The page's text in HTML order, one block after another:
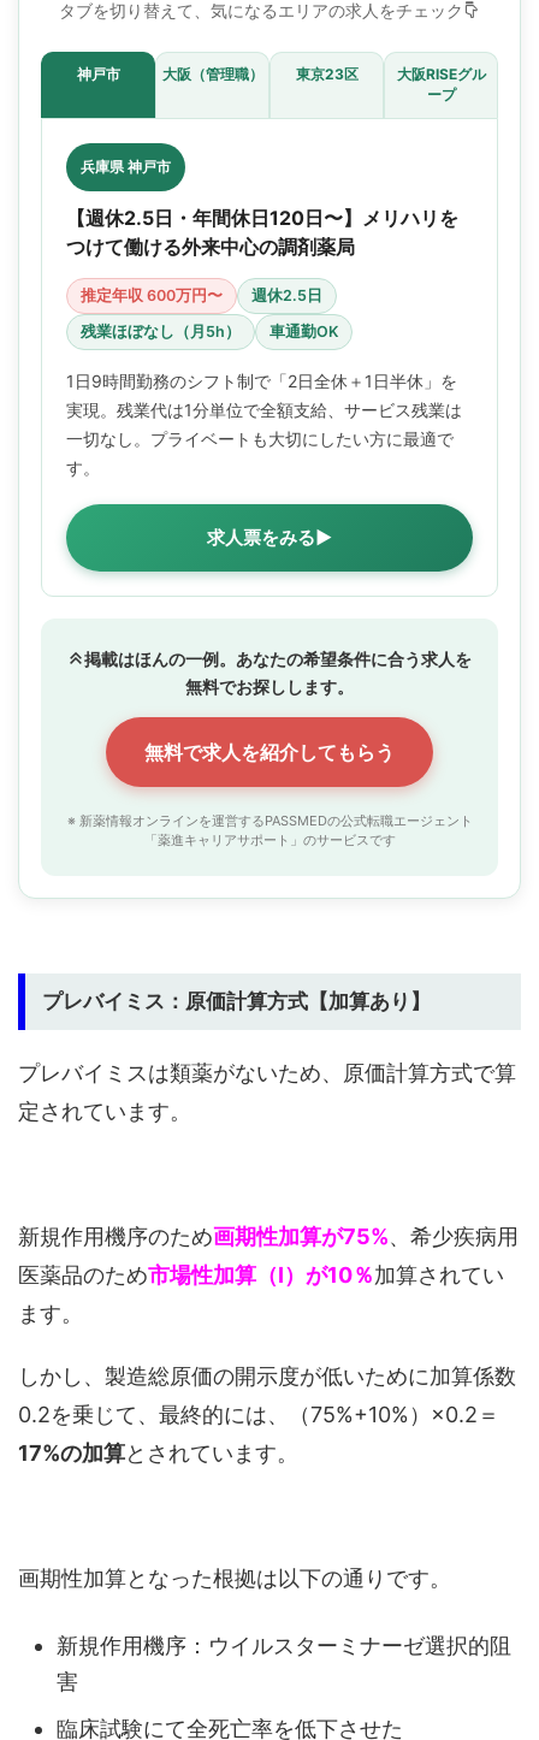
タブを切り替えて、気になるエリアの求人をチェック
神戸市 大阪（管理職） 東京23区
大阪RISEグル
ープ
兵庫県 神戸市
【週休2.5日・年間休日120日〜】メリハリを
つけて働ける外来中心の調剤薬局
推定年収 600万円〜
週休2.5日
残業ほぼなし（月5h）
車通勤OK
1日9時間勤務のシフト制で「2日全休＋1日半休」を
実現。残業代は1分単位で全額支給、サービス残業は
一切なし。プライベートも大切にしたい方に最適で
す。
求人票をみる▶
掲載はほんの一例。あなたの希望条件に合う求人を
無料でお探しします。
無料で求人を紹介してもらう
※ 新薬情報オンラインを運営するPASSMEDの公式転職エージェント
「薬進キャリアサポート」のサービスです
プレバイミス：原価計算方式【加算あり】
プレバイミスは類薬がないため、原価計算方式で算
定されています。
新規作用機序のため画期性加算が75%、希少疾病用
医薬品のため市場性加算（Ⅰ）が10％加算されてい
ます。
しかし、製造総原価の開示度が低いために加算係数
0.2を乗じて、最終的には、（75%+10%）×0.2＝
17%の加算とされています。
画期性加算となった根拠は以下の通りです。
新規作用機序：ウイルスターミナーゼ選択的阻
害
臨床試験にて全死亡率を低下させた